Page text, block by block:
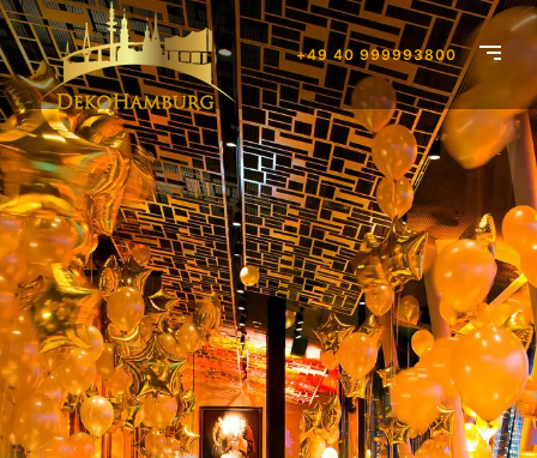
+49 40 999993800